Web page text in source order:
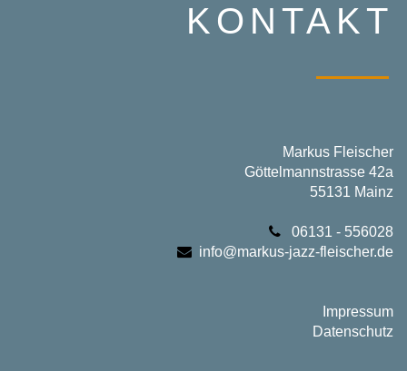
KONTAKT
Markus Fleischer
Göttelmannstrasse 42a
55131 Mainz
06131 - 556028
info@markus-jazz-fleischer.de
Impressum
Datenschutz